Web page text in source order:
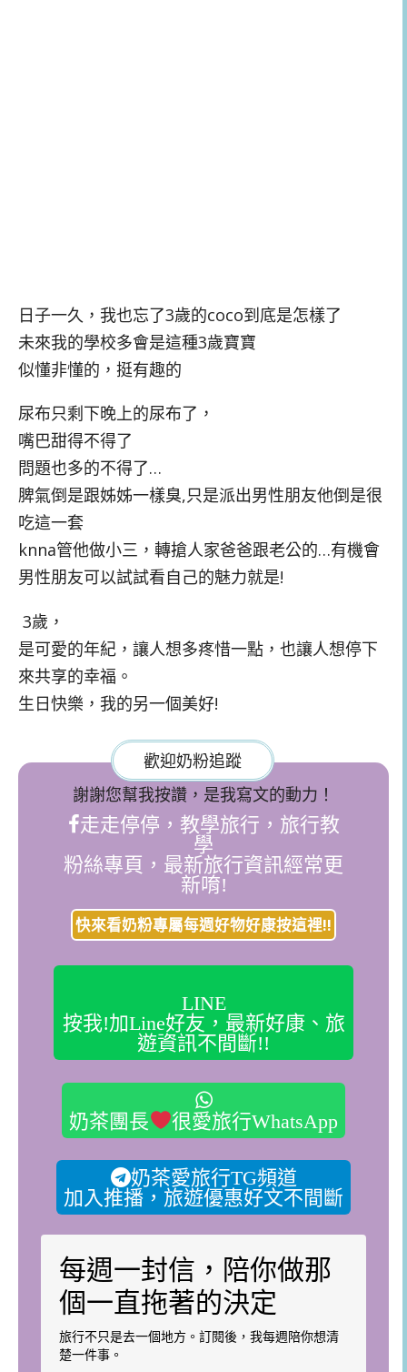
日子一久，我也忘了3歲的coco到底是怎樣了
未來我的學校多會是這種3歲寶寶
似懂非懂的，挺有趣的
尿布只剩下晚上的尿布了，
嘴巴甜得不得了
問題也多的不得了…
脾氣倒是跟姊姊一樣臭,只是派出男性朋友他倒是很
吃這一套
knna管他做小三，轉搶人家爸爸跟老公的…有機會
男性朋友可以試試看自己的魅力就是!
3歲，
是可愛的年紀，讓人想多疼惜一點，也讓人想停下
來共享的幸福。
生日快樂，我的另一個美好!
歡迎奶粉追蹤
謝謝您幫我按讚，是我寫文的動力！
走走停停，教學旅行，旅行教
學
粉絲專頁，最新旅行資訊經常更
新唷!
快來看奶粉專屬每週好物好康按這裡!!
LINE
按我!加Line好友，最新好康、旅
遊資訊不間斷!!
奶茶團長 很愛旅行WhatsApp
奶茶愛旅行TG頻道
加入推播，旅遊優惠好文不間斷
每週一封信，陪你做那
個一直拖著的決定
旅行不只是去一個地方。訂閱後，我每週陪你想清
楚一件事。